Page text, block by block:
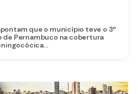
que o município teve o 3º
Pernambuco na cobertura